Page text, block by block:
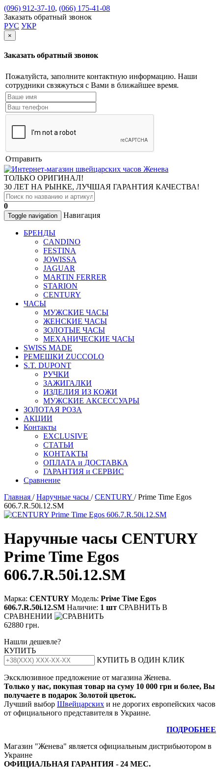
(096) 912-37-10, (066) 175-41-08
Заказать обратный звонок
РУС УКР
×
Заказать обратный звонок
Пожалуйста, заполните контактную информацию. Наши
сотрудники свзяжуться с Вами в ближайшее время.
Отправить
ТОЛЬКО ОРИГИНАЛ!
30 ЛЕТ НА РЫНКЕ, ЛУЧШАЯ ГАРАНТИЯ КАЧЕСТВА!
0
Toggle navigation Навигация
БРЕНДЫ
CANDINO
FESTINA
JOWISSA
JAGUAR
MARTIN FERRER
STARION
CENTURY
ЧАСЫ
МУЖСКИЕ ЧАСЫ
ЖЕНСКИЕ ЧАСЫ
ЗОЛОТЫЕ ЧАСЫ
МЕХАНИЧЕСКИЕ ЧАСЫ
SWISS MADE
РЕМЕШКИ ZUCCOLO
S.T. DUPONT
РУЧКИ
ЗАЖИГАЛКИ
ИЗДЕЛИЯ ИЗ КОЖИ
МУЖСКИЕ АКСЕССУАРЫ
ЗОЛОТАЯ РОЗА
АКЦИИ
Контакты
EXCLUSIVE
СТАТЬИ
КОНТАКТЫ
ОПЛАТА и ДОСТАВКА
ГАРАНТИЯ и СЕРВИС
Сравнение
Главная /Наручные часы /CENTURY / Prime Time Egos
606.7.R.50i.12.SM
Наручные часы CENTURY
Prime Time Egos
606.7.R.50i.12.SM
Марка: CENTURY Модель: Рriме Тiме Еgоs
606.7.R.50i.12.SМ Наличие: 1 шт СРАВНИТЬ В
СРАВНЕНИИ
62880 грн.
Нашли дешевле?
КУПИТЬ
КУПИТЬ В ОДИН КЛИК
Эксклюзивное предложение от магазина Женева.
Только у нас, покупая товар на суму 10 000 грн и более, Вы
получаете в подарок Золотой цветок.
Лучший выбор Швейцарских и не дорогих европейских часов
от официального представителя в Украине.
ПОДРОБНЕЕ
Магазин "Женева" является официальным дистрибьютором в
Украине
ОФИЦИАЛЬНАЯ ГАРАНТИЯ - 24 МЕС.